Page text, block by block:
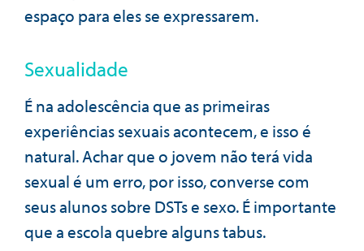
espaço para eles se expressarem.
Sexualidade
É na adolescência que as primeiras
experiências sexuais acontecem, e isso é
natural. Achar que o jovem não terá vida
sexual é um erro, por isso, converse com
seus alunos sobre DSTs e sexo. É importante
que a escola quebre alguns tabus.